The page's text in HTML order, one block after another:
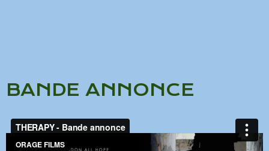
BANDE ANNONCE